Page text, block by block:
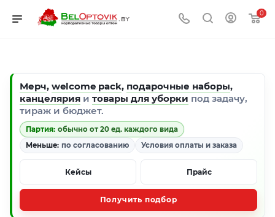
0
Мерч, welcome pack, подарочные наборы,
канцелярия и товары для уборки под задачу,
тираж и бюджет.
Партия: обычно от 20 ед. каждого вида
Меньше: по согласованию Условия оплаты и заказа
Кейсы Прайс
Получить подбор